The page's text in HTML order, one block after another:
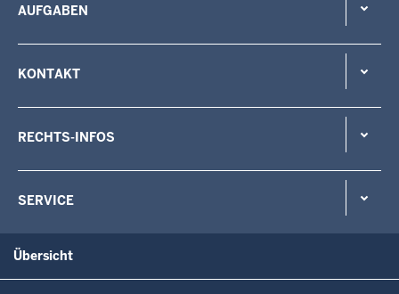
AUFGABEN
KONTAKT
RECHTS-INFOS
SERVICE
Übersicht